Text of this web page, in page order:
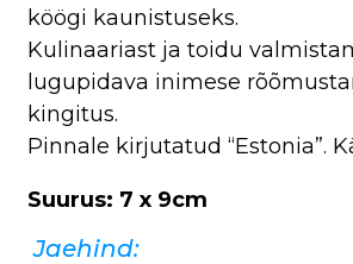
köögi kaunistuseks.
Kulinaariast ja toidu
lugupidava inimese
kingitus.
Pinnale kirjutatud “Estonia”.
Suurus: 7 x 9cm
Jaehind: